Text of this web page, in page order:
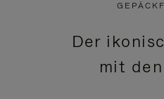
Der
mit